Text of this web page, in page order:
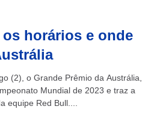
horários e onde
(2), o Grande Prêmio da Austrália,
Mundial de 2023 e traz a
equipe Red Bull....